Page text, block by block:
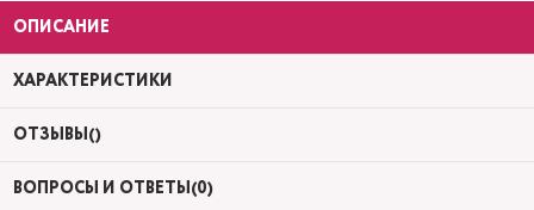
ОПИСАНИЕ
ХАРАКТЕРИСТИКИ
ОТЗЫВЫ()
ВОПРОСЫ И ОТВЕТЫ(0)